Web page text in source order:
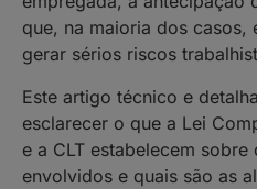
que, na maioria dos
gerar sérios riscos
Este artigo técnico e
esclarecer o que a Lei
e a CLT estabelecem
envolvidos e quais são as